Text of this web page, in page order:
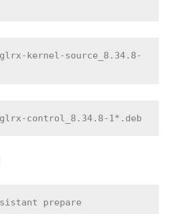
kernel-source_8.34.8-
control_8.34.8-1*.deb
prepare